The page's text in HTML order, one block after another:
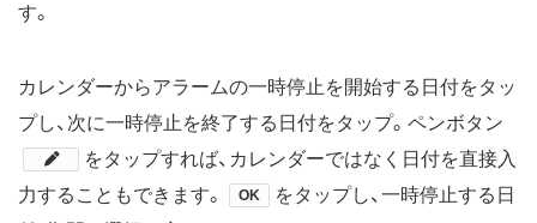
す。
カレンダーからアラームの一時停止を開始する日付をタッ
プし、次に一時停止を終了する日付をタップ。ペンボタン
​をタップすれば、カレンダーではなく日付を直接入
力することもできます。
OK
をタップし、一時停止する日